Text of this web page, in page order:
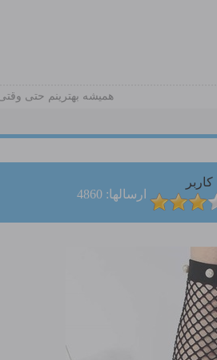
همیشه بهترینم حتی وقتی
کاربر
ارسالها: 4860